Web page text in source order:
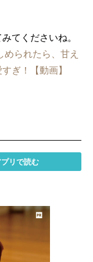
てくださいね。
られたら、甘え
ぎ！【動画】
プリで読む